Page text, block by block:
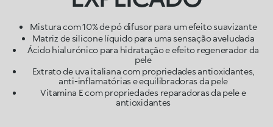
Mistura com 10% de pó difusor para um efeito suavizante
Matriz de silicone líquido para uma sensação aveludada
Ácido hialurónico para hidratação e efeito regenerador da
pele
Extrato de uva italiana com propriedades antioxidantes,
anti-inflamatórias e equilibradoras da pele
Vitamina E com propriedades reparadoras da pele e
antioxidantes